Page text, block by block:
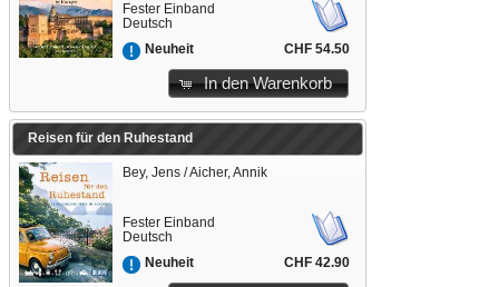
Fester Einband
Deutsch
Neuheit
CHF 54.50
In den Warenkorb
Reisen für den Ruhestand
Bey, Jens / Aicher, Annik
Fester Einband
Deutsch
Neuheit
CHF 42.90